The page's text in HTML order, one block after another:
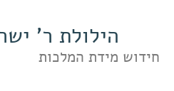
הילולת ר'
חידוש מידת המלכות